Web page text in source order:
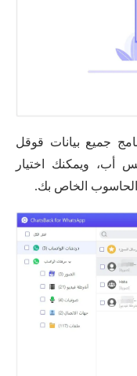
جميع بيانات قوقل
أب، ويمكنك اختيار
الحاسوب الخاص بك.